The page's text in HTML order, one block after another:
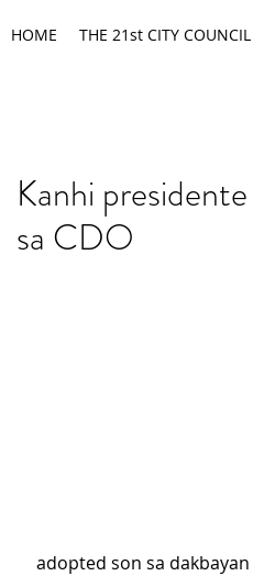
HOME THE 21st CITY COUNCIL
Kanhi
sa CDO
adopted son sa dakbayan